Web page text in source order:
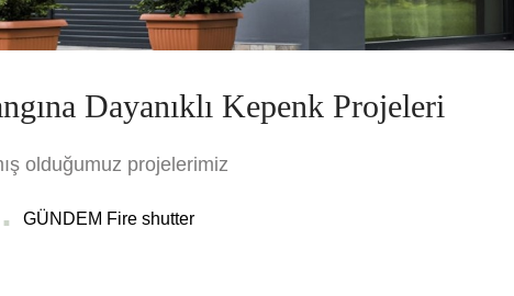
Dayanıklı Kepenk Projeleri
olduğumuz projelerimiz
GÜNDEM Fire shutter